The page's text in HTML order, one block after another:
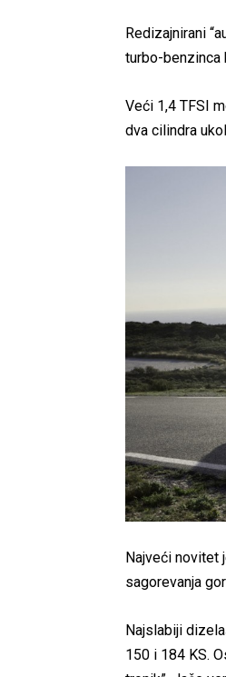
Redizajnirani
turbo-benzinca
Veći 1,4 TFSI
dva cilindra
Najveći novitet
sagorevanja
Najslabiji
150 i 184 KS.